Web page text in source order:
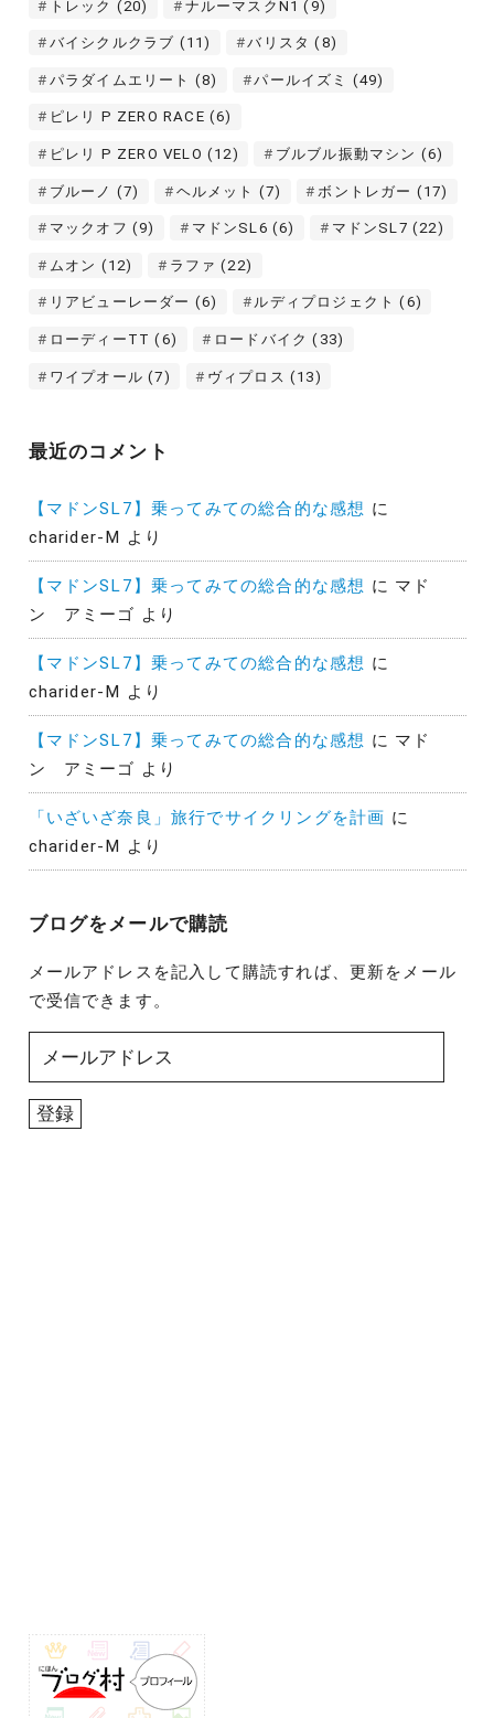
トレック (20) ナルーマスクN1 (9)
バイシクルクラブ (11) バリスタ (8)
パラダイムエリート (8) パールイズミ (49)
ピレリ P ZERO RACE (6)
ピレリ P ZERO VELO (12) ブルブル振動マシン (6)
ブルーノ (7) ヘルメット (7) ボントレガー (17)
マックオフ (9) マドンSL6 (6) マドンSL7 (22)
ムオン (12) ラファ (22)
リアビューレーダー (6) ルディプロジェクト (6)
ローディーTT (6) ロードバイク (33)
ワイプオール (7) ヴィプロス (13)
最近のコメント
【マドンSL7】乗ってみての総合的な感想 に
charider-M より
【マドンSL7】乗ってみての総合的な感想 に マド
ン アミーゴ より
【マドンSL7】乗ってみての総合的な感想 に
charider-M より
【マドンSL7】乗ってみての総合的な感想 に マド
ン アミーゴ より
「いざいざ奈良」旅行でサイクリングを計画 に
charider-M より
ブログをメールで購読
メールアドレスを記入して購読すれば、更新をメール
で受信できます。
ル
ア
登録